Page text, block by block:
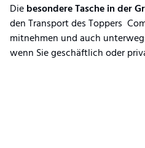
Diebesondere Tasche in der
den Transport des Toppers
mitnehmen und auch
wenn Sie geschäftlich oder